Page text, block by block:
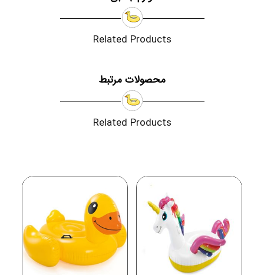
Related Products
محصولات مرتبط
Related Products